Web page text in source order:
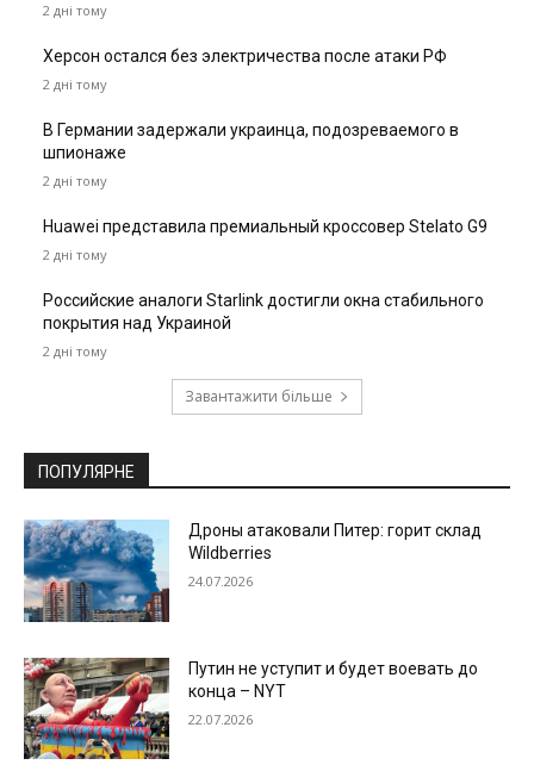
2 дні тому
Херсон остался без электричества после атаки РФ
2 дні тому
В Германии задержали украинца, подозреваемого в
шпионаже
2 дні тому
Huawei представила премиальный кроссовер Stelato G9
2 дні тому
Российские аналоги Starlink достигли окна стабильного
покрытия над Украиной
2 дні тому
Завантажити більше
ПОПУЛЯРНЕ
Дроны атаковали Питер: горит склад
Wildberries
24.07.2026
Путин не уступит и будет воевать до
конца – NYT
22.07.2026